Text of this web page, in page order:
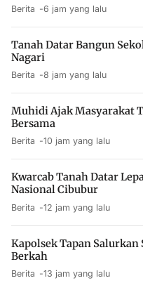
Berita 6 jam yang lalu
Tanah Datar Bangun
Nagari
Berita 8 jam yang lalu
Muhidi Ajak Masyarakat
Bersama
Berita 10 jam yang lalu
Kwarcab Tanah Datar
Nasional Cibubur
Berita 12 jam yang lalu
Kapolsek Tapan Salurkan
Berkah
Berita 13 jam yang lalu